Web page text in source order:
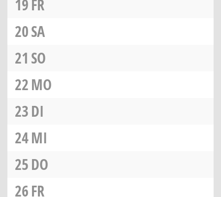
19FR
20SA
21 SO
22MO
23DI
24MI
25DO
26FR